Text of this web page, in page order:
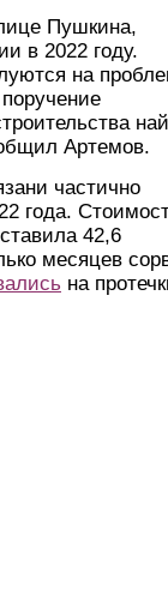
Пушкина,
в 2022 году.
на
Артемов.
частично
года.
42,6
месяцев
на